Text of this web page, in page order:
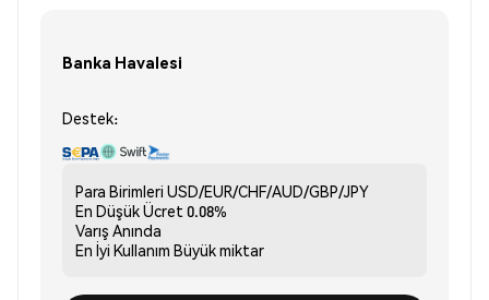
Banka Havalesi
Destek:
Para Birimleri USD/EUR/CHF/AUD/GBP/JPY
En Düşük Ücret 0.08%
Varış Anında
En İyi Kullanım Büyük miktar